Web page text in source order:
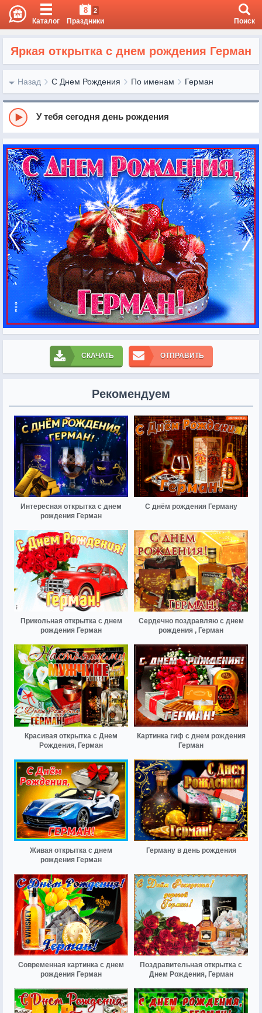
Каталог
8 2
Праздники Поиск
Яркая открытка с днем рождения Герман
Назад С Днем Рождения По именам Герман
У тебя сегодня день рождения
СКАЧАТЬ ОТПРАВИТЬ
Рекомендуем
Интересная открытка с днем
рождения Герман
С днём рождения Герману
Прикольная открытка с днем
рождения Герман
Сердечно поздравляю с днем
рождения , Герман
Красивая открытка с Днем
Рождения, Герман
Картинка гиф с днем рождения
Герман
Живая открытка с днем
рождения Герман
Герману в день рождения
Современная картинка с днем
рождения Герман
Поздравительная открытка с
Днем Рождения, Герман